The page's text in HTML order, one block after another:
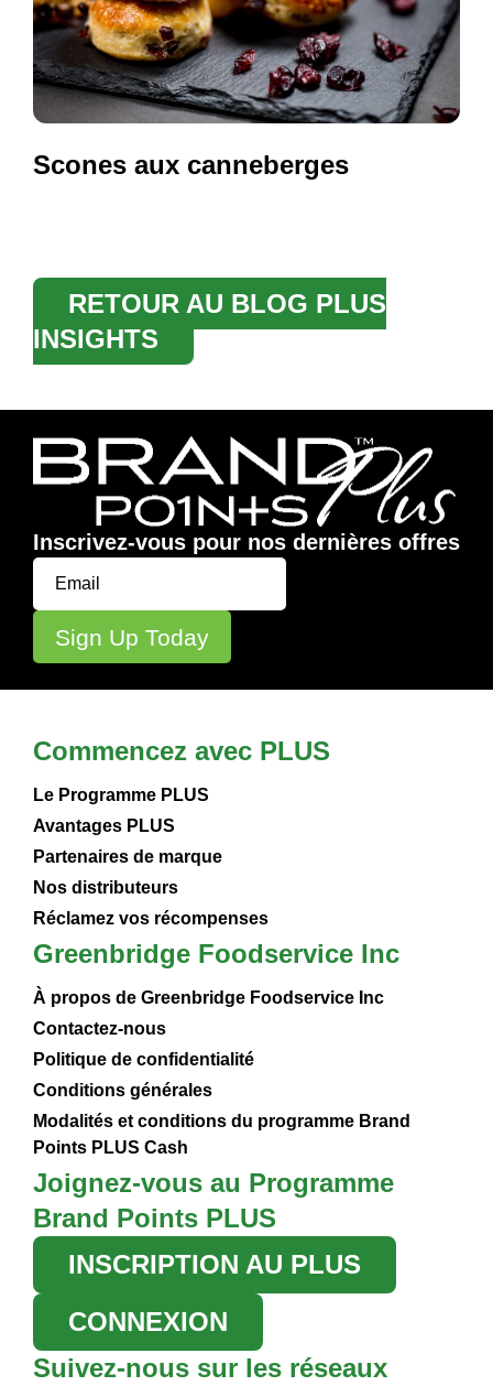
Scones aux canneberges
RETOUR AU BLOG PLUS
INSIGHTS
Inscrivez-vous pour nos dernières offres
Commencez avec PLUS
Le Programme PLUS
Avantages PLUS
Partenaires de marque
Nos distributeurs
Réclamez vos récompenses
Greenbridge Foodservice Inc
À propos de Greenbridge Foodservice Inc
Contactez-nous
Politique de confidentialité
Conditions générales
Modalités et conditions du programme Brand
Points PLUS Cash
Joignez-vous au Programme
Brand Points PLUS
INSCRIPTION AU PLUS
CONNEXION
Suivez-nous sur les réseaux